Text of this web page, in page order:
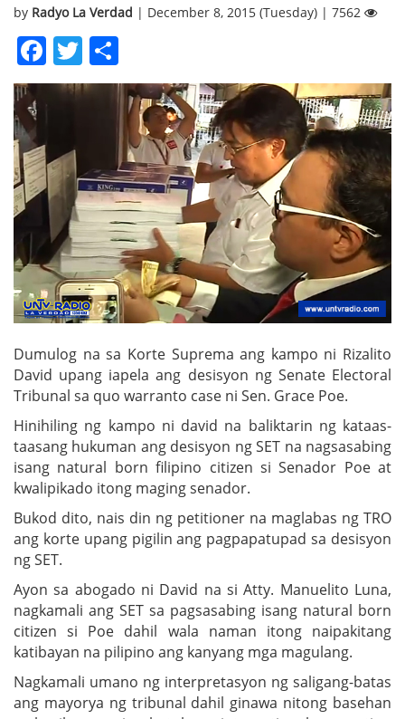
by Radyo La Verdad | December 8, 2015 (Tuesday) | 7562
Facebook
Twitter
Dumulog na sa Korte Suprema ang kampo ni Rizalito
David upang iapela ang desisyon ng Senate Electoral
Tribunal sa quo warranto case ni Sen. Grace Poe.
Hinihiling ng kampo ni david na baliktarin ng kataas-
taasang hukuman ang desisyon ng SET na nagsasabing
isang natural born filipino citizen si Senador Poe at
kwalipikado itong maging senador.
Bukod dito, nais din ng petitioner na maglabas ng TRO
ang korte upang pigilin ang pagpapatupad sa desisyon
ng SET.
Ayon sa abogado ni David na si Atty. Manuelito Luna,
nagkamali ang SET sa pagsasabing isang natural born
citizen si Poe dahil wala naman itong naipakitang
katibayan na pilipino ang kanyang mga magulang.
Nagkamali umano ng interpretasyon ng saligang-batas
ang mayorya ng tribunal dahil ginawa nitong basehan